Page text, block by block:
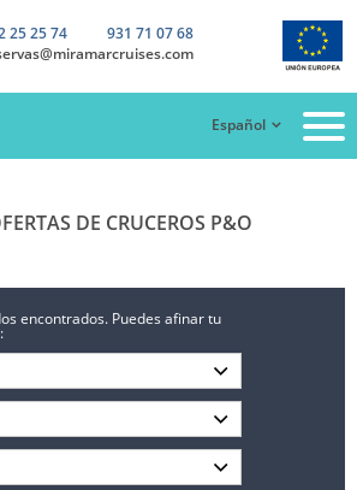
25 25 74
931 71 07 68
Español
DE CRUCEROS P&O
encontrados. Puedes afinar tu